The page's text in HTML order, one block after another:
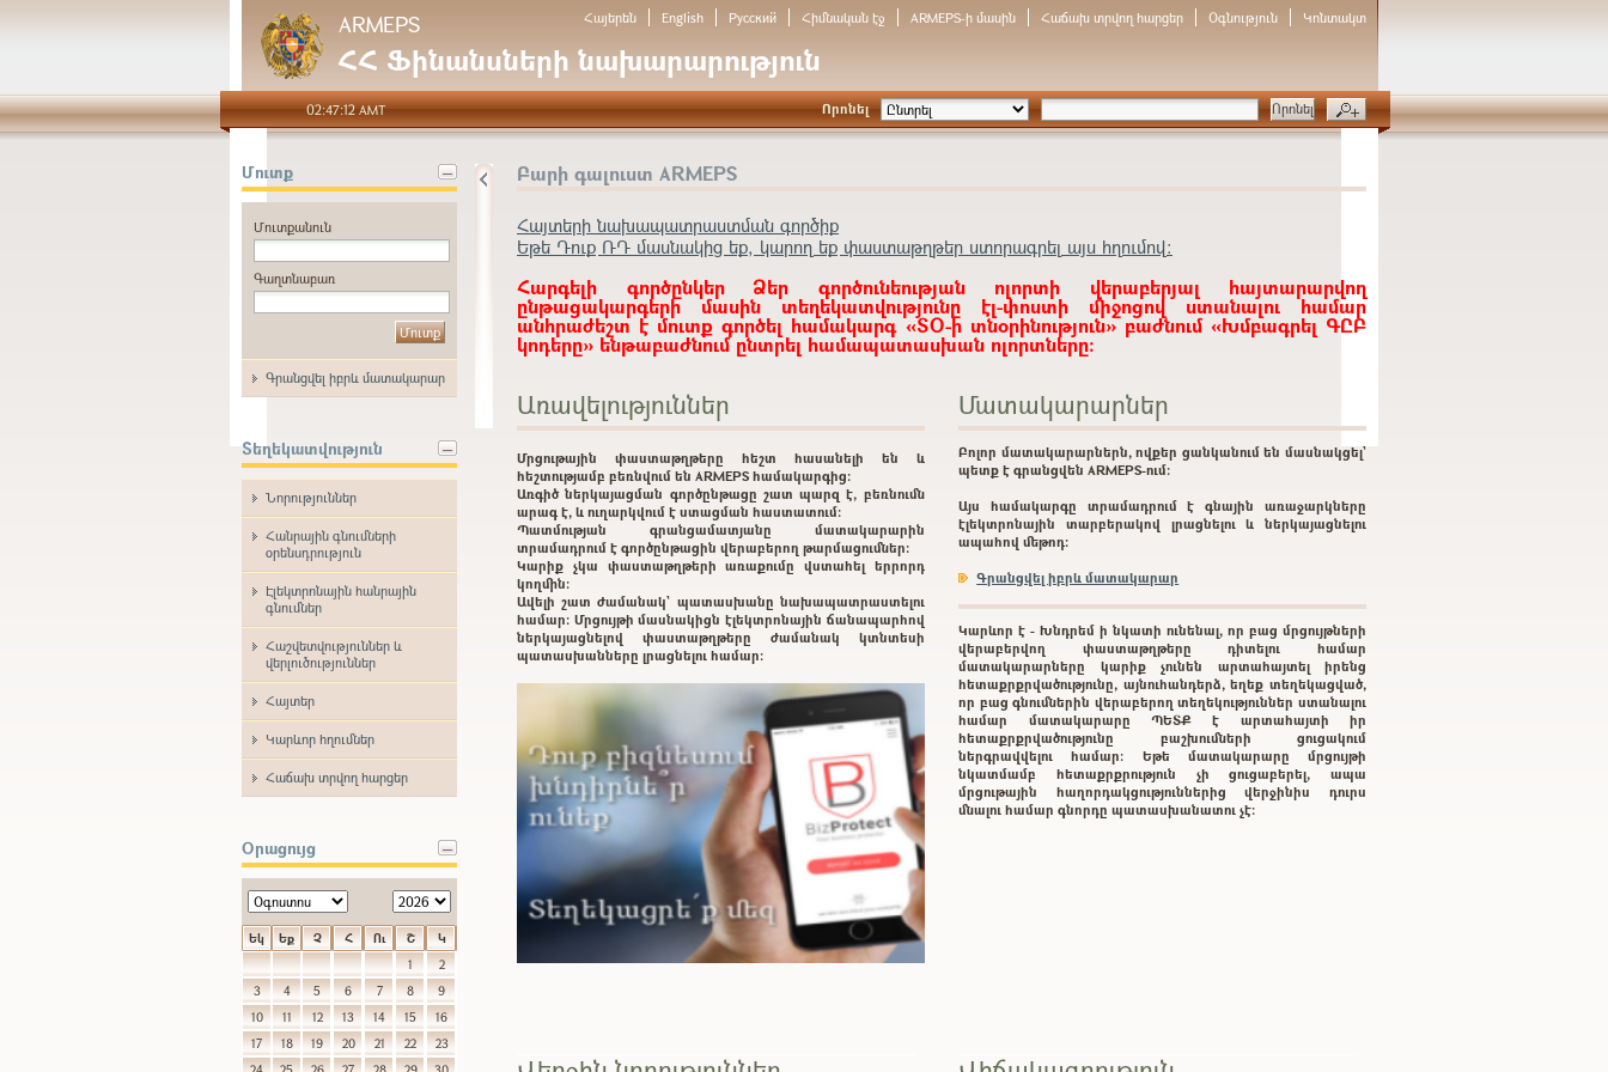
ARMEPS
ՀՀ Ֆինանսների նախարարություն
Հայերեն English Русский Հիմնական էջ ARMEPS-ի մասին Հաճախ տրվող հարցեր Օգնություն Կոնտակտ
02:47:12 AMT Որոնել
Մուտք
Մուտքանուն
Գաղտնաբառ
Գրանցվել իբրև մատակարար
Տեղեկատվություն
Նորություններ
Հանրային գնումների
օրենսդրություն
Էլեկտրոնային հանրային
գնումներ
Հաշվետվություններ և
վերլուծություններ
Հայտեր
Կարևոր հղումներ
Հաճախ տրվող հարցեր
Օրացույց
Եկ Եք Չ Հ Ու Շ
Կ
1
2
3
4 5 6 7 8
9
10
11 12 13 14 15
16
17
18 19 20 21 22
23
Բարի գալուստ ARMEPS
Հայտերի նախապատրաստման գործիք
Եթե Դուք ՌԴ մասնակից եք, կարող եք փաստաթղթեր ստորագրել այս հղումով:
Հարգելի գործընկեր Ձեր գործունեության ոլորտի վերաբերյալ հայտարարվող
ընթացակարգերի մասին տեղեկատվությունը էլ-փոստի միջոցով ստանալու համար
անհրաժեշտ է մուտք գործել համակարգ «ՏՕ-ի տնօրինություն» բաժնում «Խմբագրել ԳԸԲ
կոդերը» ենթաբաժնում ընտրել համապատասխան ոլորտները:
Առավելություններ
Մրցութային փաստաթղթերը հեշտ հասանելի են և
հեշտությամբ բեռնվում են ARMEPS համակարգից:
Առգիծ ներկայացման գործընթացը շատ պարզ է, բեռնումն
արագ է, և ուղարկվում է ստացման հաստատում:
Պատմության գրանցամատյանը մատակարարին
տրամադրում է գործընթացին վերաբերող թարմացումներ:
Կարիք չկա փաստաթղթերի առաքումը վստահել երրորդ
կողմին:
Ավելի շատ ժամանակ` պատասխանը նախապատրաստելու
համար: Մրցույթի մասնակիցն էլեկտրոնային ճանապարհով
ներկայացնելով փաստաթղթերը ժամանակ կտնտեսի
պատասխանները լրացնելու համար:
Մատակարարներ
Բոլոր մատակարարներն, ովքեր ցանկանում են մասնակցել`
պետք է գրանցվեն ARMEPS-ում:
Այս համակարգը տրամադրում է գնային առաջարկները
էլեկտրոնային տարբերակով լրացնելու և ներկայացնելու
ապահով մեթոդ:
Գրանցվել իբրև մատակարար
Կարևոր է - Խնդրեմ ի նկատի ունենալ, որ բաց մրցույթների
վերաբերվող փաստաթղթերը դիտելու համար
մատակարարները կարիք չունեն արտահայտել իրենց
հետաքրքրվածությունը, այնուհանդերձ, եղեք տեղեկացված,
որ բաց գնումներին վերաբերող տեղեկություններ ստանալու
համար մատակարարը ՊԵՏՔ է արտահայտի իր
հետաքրքրվածությունը բաշխումների ցուցակում
ներգրավվելու համար: Եթե մատակարարը մրցույթի
նկատմամբ հետաքրքրություն չի ցուցաբերել, ապա
մրցութային հաղորդակցություններից վերջինիս դուրս
մնալու համար գնորդը պատասխանատու չէ: